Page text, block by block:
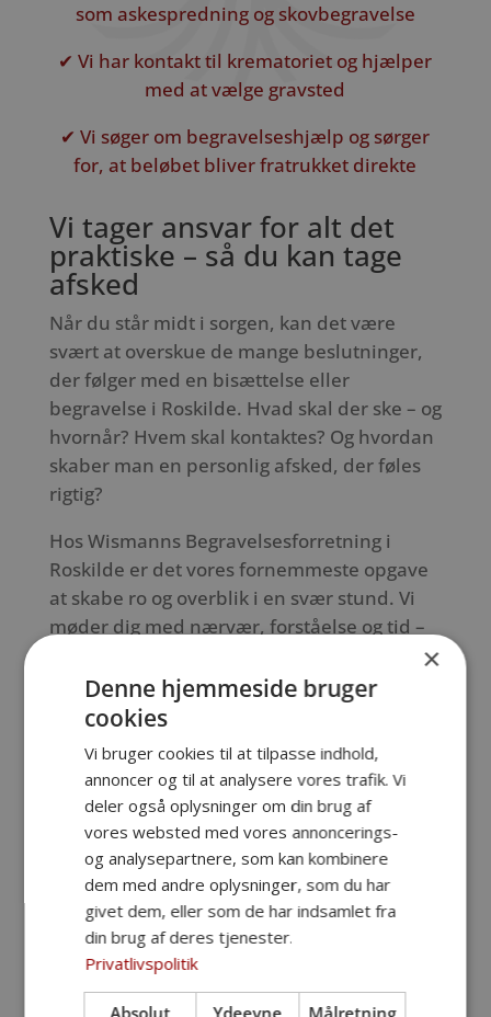
som askespredning og skovbegravelse
✔ Vi har kontakt til krematoriet og hjælper
med at vælge gravsted
✔ Vi søger om begravelseshjælp og sørger
for, at beløbet bliver fratrukket direkte
Vi tager ansvar for alt det
praktiske – så du kan tage
afsked
Når du står midt i sorgen, kan det være
svært at overskue de mange beslutninger,
der følger med en bisættelse eller
begravelse i Roskilde. Hvad skal der ske – og
hvornår? Hvem skal kontaktes? Og hvordan
skaber man en personlig afsked, der føles
rigtig?
Hos Wismanns Begravelsesforretning i
Roskilde er det vores fornemmeste opgave
at skabe ro og overblik i en svær stund. Vi
møder dig med nærvær, forståelse og tid –
eller vi kommer hjem til dig. Sammen finder
vi frem til den form for begravelse eller
ønsker og den afdødes liv.
Vi tager hånd om hele forløbet fra første
kontakt til den sidste afsked. Det betyder, at
vi koordinerer alt det praktiske, så du ikke
behøver bekymre dig om logistik og
detaljer. Vi sikrer, at alt bliver planlagt med
respekt og gennemført med omhu.
Med mange års erfaring som bedemand i
×
Denne hjemmeside bruger
cookies
Vi bruger cookies til at tilpasse indhold,
annoncer og til at analysere vores trafik. Vi
deler også oplysninger om din brug af
vores websted med vores annoncerings-
og analysepartnere, som kan kombinere
dem med andre oplysninger, som du har
givet dem, eller som de har indsamlet fra
din brug af deres tjenester.
Privatlivspolitik
Absolut Ydeevne Målretning